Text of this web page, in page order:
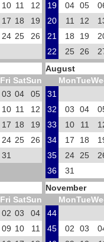
10 11
12
17 18
19
24 25
26
19
04 05
20
11 12
21
18 19
22
25 26
Fri SatSun
03 04
05
10 11
12
17 18
19
24 25
26
31
August
MonTue
31
32
03 04
33
10 11
34
17 18
35
24 25
36
31
Fri SatSun
02 03
04
09 10
11
November
MonTue
44
45
02 03